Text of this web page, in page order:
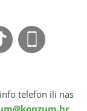
telefon ili nas